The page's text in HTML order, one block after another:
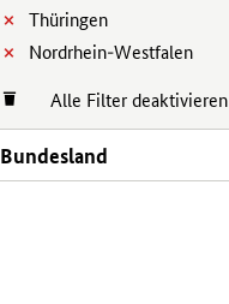
Thüringen
Nordrhein-Westfalen
Alle Filter deaktivieren
Bundesland